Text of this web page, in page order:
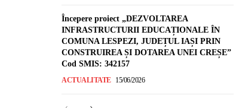
Începere proiect „DEZVOLTAREA
INFRASTRUCTURII EDUCAȚIONALE ÎN
COMUNA LESPEZI, JUDEȚUL IAȘI PRIN
CONSTRUIREA ȘI DOTAREA UNEI CREȘE”
Cod SMIS: 342157
ACTUALITATE 15/06/2026